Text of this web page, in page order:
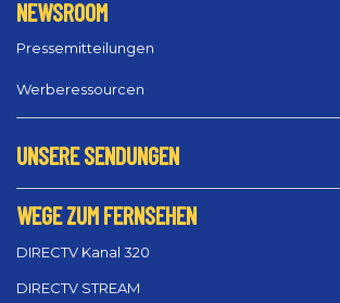
NEWSROOM
Pressemitteilungen
Werberessourcen
UNSERE SENDUNGEN
WEGE ZUM FERNSEHEN
DIRECTV Kanal 320
DIRECTV STREAM